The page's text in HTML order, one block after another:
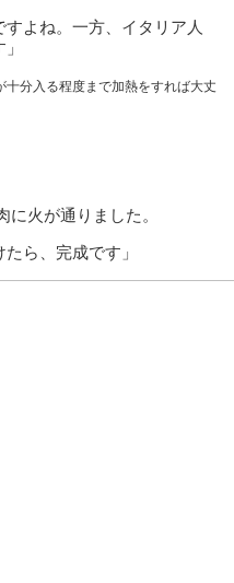
よね。一方、イタリア人
分入る程度まで加熱をすれば大丈
火が通りました。
ら、完成です」